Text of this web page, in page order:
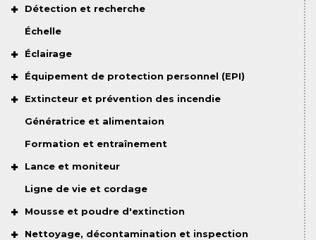
Détection et recherche
Échelle
Éclairage
Équipement de protection personnel (EPI)
Extincteur et prévention des incendie
Génératrice et alimentaion
Formation et entraînement
Lance et moniteur
Ligne de vie et cordage
Mousse et poudre d'extinction
Nettoyage, décontamination et inspection